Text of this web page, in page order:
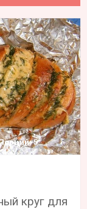
5
круг для